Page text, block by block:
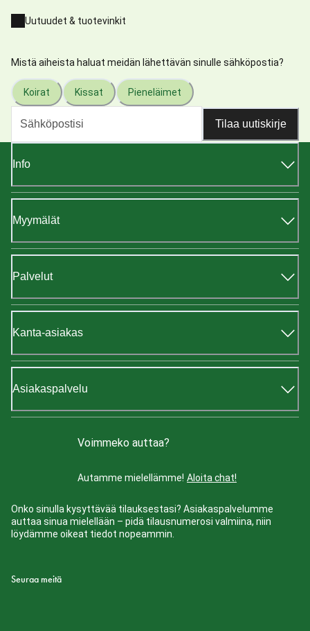
Uutuudet & tuotevinkit
Mistä aiheista haluat meidän lähettävän sinulle sähköpostia?
Koirat Kissat Pieneläimet
Tilaa uutiskirje
Info
Myymälät
Palvelut
Kanta-asiakas
Asiakaspalvelu
Voimmeko auttaa?
Autamme mielellämme! Aloita chat!
Onko sinulla kysyttävää tilauksestasi? Asiakaspalvelumme
auttaa sinua mielellään – pidä tilausnumerosi valmiina, niin
löydämme oikeat tiedot nopeammin.
Seuraa meitä